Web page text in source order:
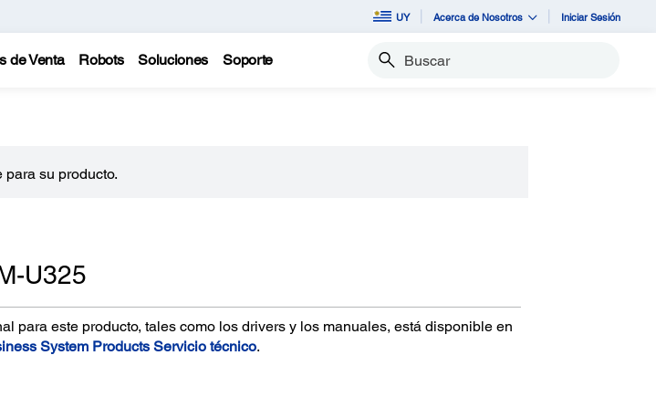
UY Acerca de Nosotros Iniciar Sesión
de Venta Robots Soluciones Soporte Buscar
su producto.
U325
para este producto, tales como los drivers y los manuales, está disponible en
System Products Servicio técnico.